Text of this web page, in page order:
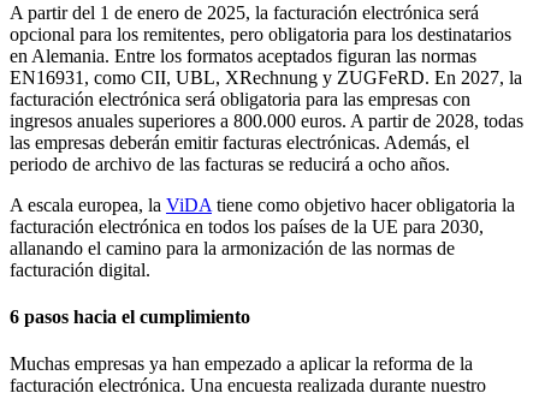
A partir del 1 de enero de 2025, la facturación electrónica será
opcional para los remitentes, pero obligatoria para los destinatarios
en Alemania. Entre los formatos aceptados figuran las normas
EN16931, como CII, UBL, XRechnung y ZUGFeRD. En 2027, la
facturación electrónica será obligatoria para las empresas con
ingresos anuales superiores a 800.000 euros. A partir de 2028, todas
las empresas deberán emitir facturas electrónicas. Además, el
periodo de archivo de las facturas se reducirá a ocho años.
A escala europea, la ViDA tiene como objetivo hacer obligatoria la
facturación electrónica en todos los países de la UE para 2030,
allanando el camino para la armonización de las normas de
facturación digital.
6 pasos hacia el cumplimiento
Muchas empresas ya han empezado a aplicar la reforma de la
facturación electrónica. Una encuesta realizada durante nuestro